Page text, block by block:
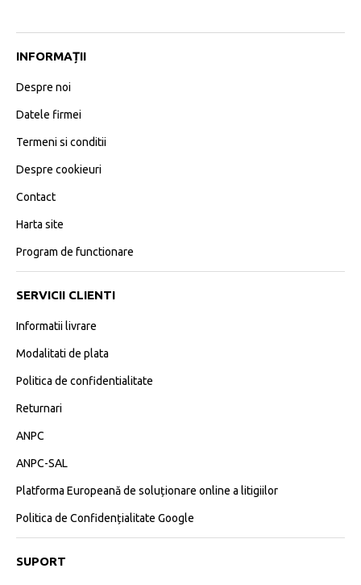
INFORMAȚII
Despre noi
Datele firmei
Termeni si conditii
Despre cookieuri
Contact
Harta site
Program de functionare
SERVICII CLIENTI
Informatii livrare
Modalitati de plata
Politica de confidentialitate
Returnari
ANPC
ANPC-SAL
Platforma Europeană de soluționare online a litigiilor
Politica de Confidențialitate Google
SUPORT